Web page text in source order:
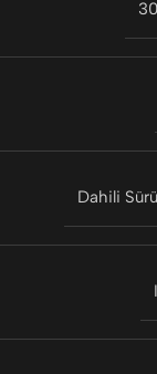
Dahili